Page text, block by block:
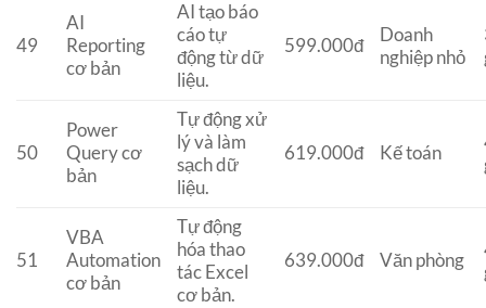
49
AI
Reporting
cơ bản
AI tạo báo
cáo tự
động từ dữ
liệu.
599.000đ
Doanh
nghiệp nhỏ
50
Power
Query cơ
bản
Tự động xử
lý và làm
sạch dữ
liệu.
619.000đ Kế toán
51
VBA
Automation
cơ bản
Tự động
hóa thao
tác Excel
cơ bản.
639.000đ Văn phòng